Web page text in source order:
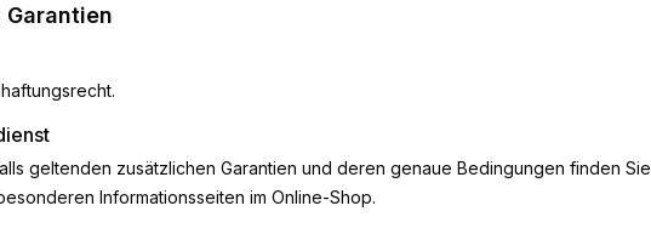
geltenden zusätzlichen Garantien und deren genaue Bedingungen finden Sie
Informationsseiten im Online-Shop.